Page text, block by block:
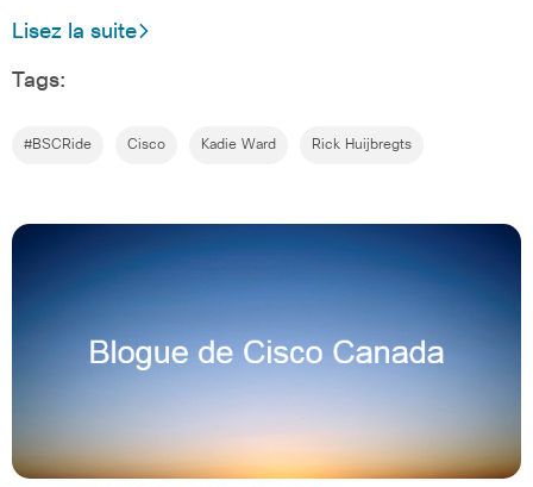
Lisez la suite
Tags:
#BSCRide Cisco Kadie Ward Rick Huijbregts